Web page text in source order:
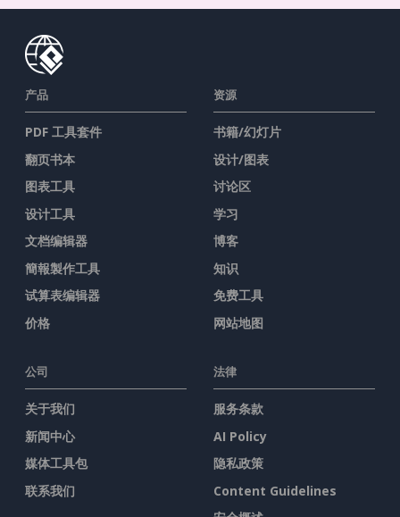
产品
PDF 工具套件
翻页书本
图表工具
设计工具
文档编辑器
簡報製作工具
试算表编辑器
价格
资源
书籍/幻灯片
设计/图表
讨论区
学习
博客
知识
免费工具
网站地图
公司
关于我们
新闻中心
媒体工具包
联系我们
法律
服务条款
AI Policy
隐私政策
Content Guidelines